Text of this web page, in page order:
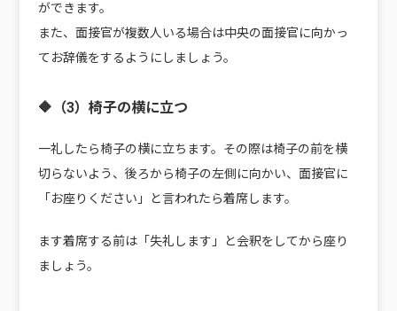
ができます。
また、面接官が複数人いる場合は中央の面接官に向かっ
てお辞儀をするようにしましょう。
🔶（3）椅子の横に立つ
一礼したら椅子の横に立ちます。その際は椅子の前を横
切らないよう、後ろから椅子の左側に向かい、面接官に
「お座りください」と言われたら着席します。
ます着席する前は「失礼します」と会釈をしてから座り
ましょう。